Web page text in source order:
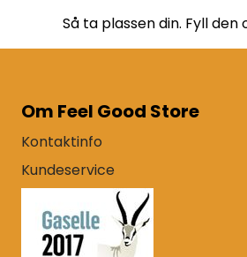
Så ta plassen din. Fyll den
Om Feel Good Store
Vi er en ekte, nord-norsk
Troms, etablert i 2013.
Vår grunntanke ved valg av
å kunne tilby god kvalitet og
Kontaktinfo
Feel Good Store
9300 Finnsnes
Kundeservice
Kundeklubb